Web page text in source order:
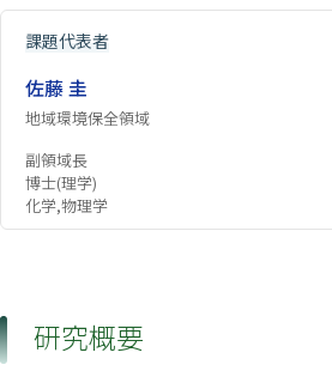
課題代表者
佐藤 圭
地域環境保全領域
副領域長
博士(理学)
化学,物理学
研究概要